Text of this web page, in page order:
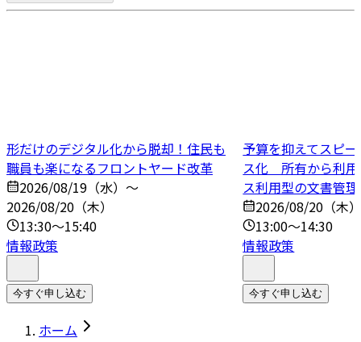
形だけのデジタル化から脱却！住民も
職員も楽になるフロントヤード改革
2026/08/19（水）～
2026/08/20（木）
13:30～15:40
情報政策
今すぐ申し込む
予算を抑えてスピ
ス化 所有から利用
ス利用型の文書管
2026/08/20（木
13:00～14:30
情報政策
今すぐ申し込む
ホーム